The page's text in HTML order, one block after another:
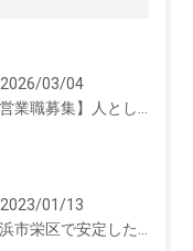
2026/03/04
2023/01/13